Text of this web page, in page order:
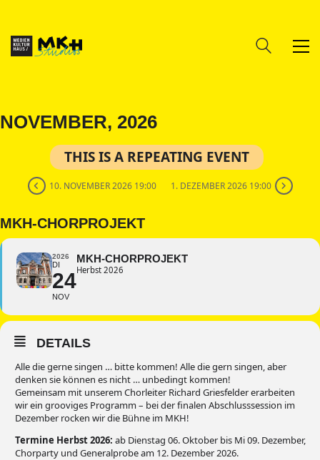
NOVEMBER, 2026
THIS IS A REPEATING EVENT
10. NOVEMBER 2026 19:00 1. DEZEMBER 2026 19:00
MKH-CHORPROJEKT
2026
DI
24
NOV
MKH-CHORPROJEKT
Herbst 2026
DETAILS
Alle die gerne singen … bitte kommen! Alle die gern singen, aber
denken sie können es nicht … unbedingt kommen!
Gemeinsam mit unserem Chorleiter Richard Griesfelder erarbeiten
wir ein grooviges Programm – bei der finalen Abschlusssession im
Dezember rocken wir die Bühne im MKH!
Termine Herbst 2026: ab Dienstag 06. Oktober bis Mi 09. Dezember,
Chorparty und Generalprobe am 12. Dezember 2026.